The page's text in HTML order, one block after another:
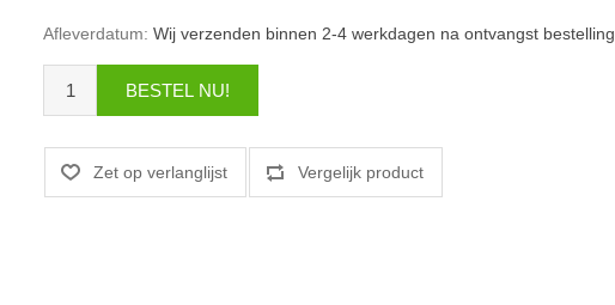
Afleverdatum: Wij verzenden binnen 2-4 werkdagen na ontvangst bestelling